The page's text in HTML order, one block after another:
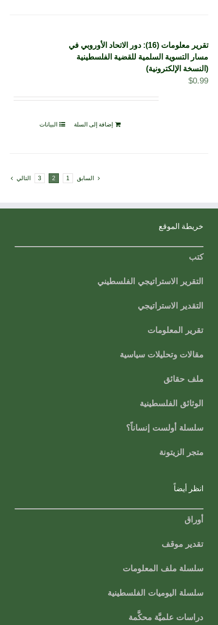
تقرير معلومات (16): دور الاتحاد الأوروبي في
مسار التسوية السلمية للقضية الفلسطينية
(النسخة الإلكترونية)
$0.99
إضافة إلى السلة البيانات
السابق 1
2
3 التالي
خريطة الموقع
كتب
التقرير الاستراتيجي الفلسطيني
التقدير الاستراتيجي
تقرير المعلومات
مقالات وتحليلات سياسية
ملف حقائق
الوثائق الفلسطينية
سلسلة أولست إنساناً؟
متجر الزيتونة
انظر أيضاً
أوراق
تقدير موقف
سلسلة ملف المعلومات
سلسلة اليوميات الفلسطينية
دراسات علميَّة محكَّمة